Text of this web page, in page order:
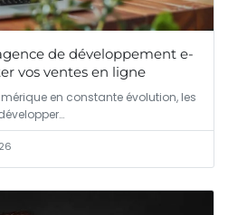
de développement e-
vos ventes en ligne
en constante évolution, les